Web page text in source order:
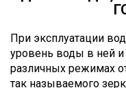
При эксплуатации
уровень воды в ней и
различных режимах
так называемого